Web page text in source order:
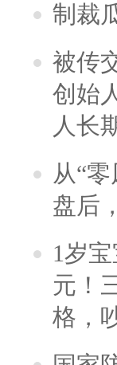
制裁
被传
创始
人长
从“
盘后
1岁
元！
格，